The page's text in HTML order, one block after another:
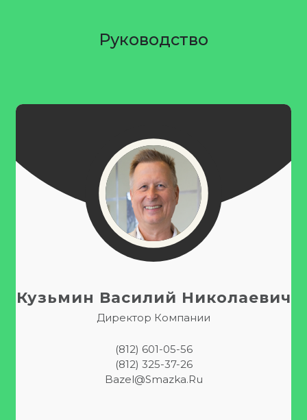
Руководство
Кузьмин Василий Николаевич
Директор Компании
(812) 601-05-56
(812) 325-37-26
Bazel@smazka.ru